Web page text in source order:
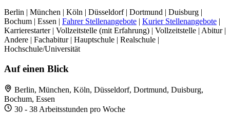
Berlin | München | Köln | Düsseldorf | Dortmund | Duisburg |
Bochum | Essen | Fahrer Stellenangebote | Kurier Stellenangebote |
Karrierestarter | Vollzeitstelle (mit Erfahrung) | Vollzeitstelle | Abitur |
Andere | Fachabitur | Hauptschule | Realschule |
Hochschule/Universität
Auf einen Blick
Berlin, München, Köln, Düsseldorf, Dortmund, Duisburg,
Bochum, Essen
30 - 38 Arbeitsstunden pro Woche